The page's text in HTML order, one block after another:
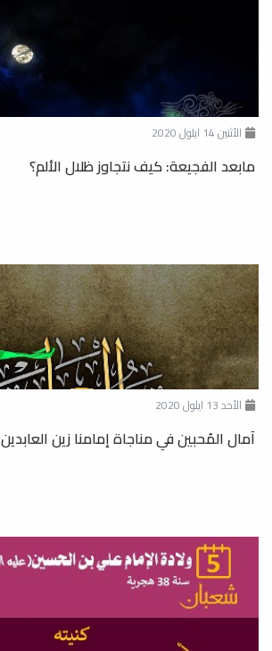
الأثنين 14 ايلول 2020
مابعد الفجيعة: كيف نتجاوز ظلال الألم؟
الأحد 13 ايلول 2020
آمال المُحبين في مناجاة إمامنا زين العابدين